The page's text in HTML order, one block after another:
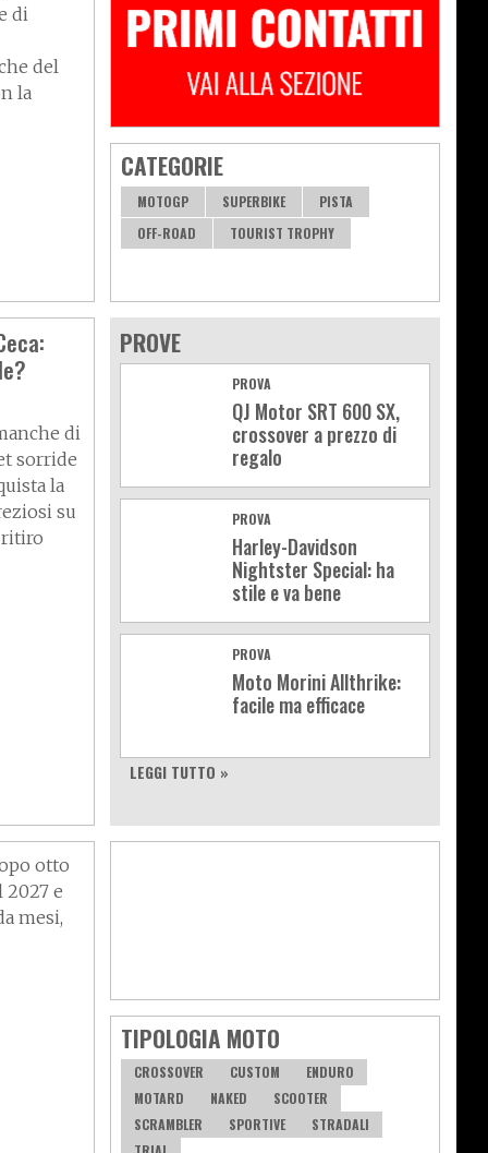
di
del
la
CATEGORIE
MOTOGP SUPERBIKE
PISTA
OFF-ROAD
TOURIST TROPHY
di
sorride
la
su
ritiro
PROVE
PROVA
QJ Motor SRT 600 SX,
crossover a prezzo di
regalo
PROVA
Harley-Davidson
Nightster Special: ha
stile e va bene
PROVA
Moto Morini Allthrike:
facile ma efficace
LEGGI TUTTO »
otto
2027 e
mesi,
TIPOLOGIA MOTO
CROSSOVER CUSTOM
ENDURO
MOTARD
NAKED
SCOOTER
SCRAMBLER
SPORTIVE
STRADALI